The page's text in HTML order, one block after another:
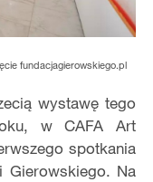
wystawę tego
w CAFA Art
spotkania
Gierowskiego. Na